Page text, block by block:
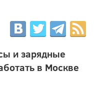
и зарядные
в Москве